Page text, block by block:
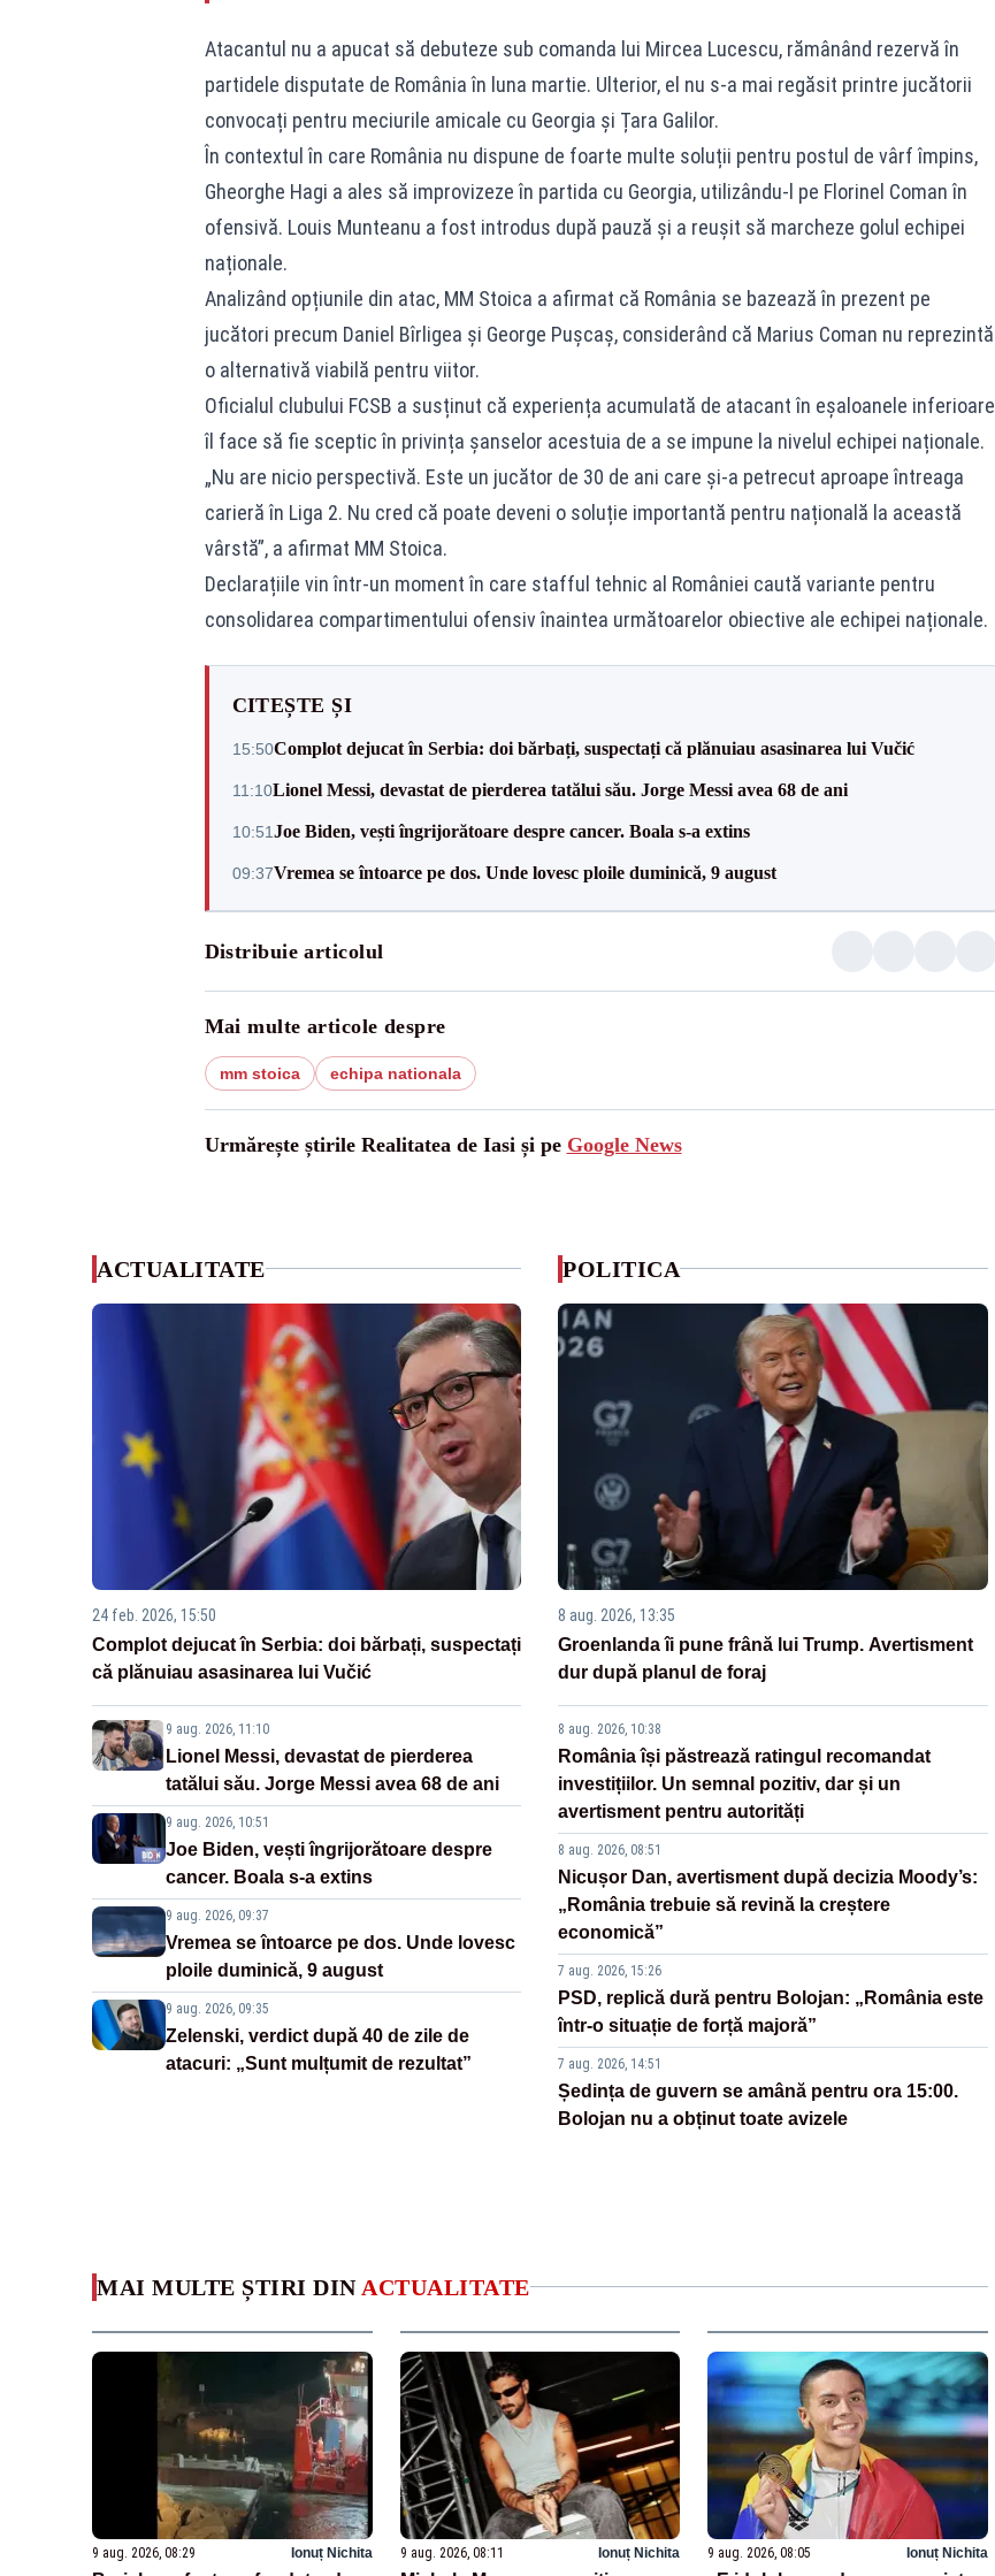
Atacantul nu a apucat să debuteze sub comanda lui Mircea Lucescu, rămânând rezervă în
partidele disputate de România în luna martie. Ulterior, el nu s-a mai regăsit printre jucătorii
convocați pentru meciurile amicale cu Georgia și Țara Galilor.
În contextul în care România nu dispune de foarte multe soluții pentru postul de vârf împins,
Gheorghe Hagi a ales să improvizeze în partida cu Georgia, utilizându-l pe Florinel Coman în
ofensivă. Louis Munteanu a fost introdus după pauză și a reușit să marcheze golul echipei
naționale.
Analizând opțiunile din atac, MM Stoica a afirmat că România se bazează în prezent pe
jucători precum Daniel Bîrligea și George Pușcaș, considerând că Marius Coman nu reprezintă
o alternativă viabilă pentru viitor.
Oficialul clubului FCSB a susținut că experiența acumulată de atacant în eșaloanele inferioare
îl face să fie sceptic în privința șanselor acestuia de a se impune la nivelul echipei naționale.
„Nu are nicio perspectivă. Este un jucător de 30 de ani care și-a petrecut aproape întreaga
carieră în Liga 2. Nu cred că poate deveni o soluție importantă pentru națională la această
vârstă”, a afirmat MM Stoica.
Declarațiile vin într-un moment în care stafful tehnic al României caută variante pentru
consolidarea compartimentului ofensiv înaintea următoarelor obiective ale echipei naționale.
CITEȘTE ȘI
15:50Complot dejucat în Serbia: doi bărbați, suspectați că plănuiau asasinarea lui Vučić
11:10Lionel Messi, devastat de pierderea tatălui său. Jorge Messi avea 68 de ani
10:51Joe Biden, vești îngrijorătoare despre cancer. Boala s-a extins
09:37Vremea se întoarce pe dos. Unde lovesc ploile duminică, 9 august
Distribuie articolul
Mai multe articole despre
mm stoica echipa nationala
Urmărește știrile Realitatea de Iasi și pe Google News
ACTUALITATE
24 feb. 2026, 15:50
Complot dejucat în Serbia: doi bărbați, suspectați
că plănuiau asasinarea lui Vučić
9 aug. 2026, 11:10
Lionel Messi, devastat de pierderea
tatălui său. Jorge Messi avea 68 de ani
9 aug. 2026, 10:51
Joe Biden, vești îngrijorătoare despre
cancer. Boala s-a extins
9 aug. 2026, 09:37
Vremea se întoarce pe dos. Unde lovesc
ploile duminică, 9 august
9 aug. 2026, 09:35
Zelenski, verdict după 40 de zile de
atacuri: „Sunt mulțumit de rezultat”
POLITICA
8 aug. 2026, 13:35
Groenlanda îi pune frână lui Trump. Avertisment
dur după planul de foraj
8 aug. 2026, 10:38
România își păstrează ratingul recomandat
investițiilor. Un semnal pozitiv, dar și un
avertisment pentru autorități
8 aug. 2026, 08:51
Nicușor Dan, avertisment după decizia Moody’s:
„România trebuie să revină la creștere
economică”
7 aug. 2026, 15:26
PSD, replică dură pentru Bolojan: „România este
într-o situație de forță majoră”
7 aug. 2026, 14:51
Ședința de guvern se amână pentru ora 15:00.
Bolojan nu a obținut toate avizele
MAI MULTE ȘTIRI DIN ACTUALITATE
9 aug. 2026, 08:29 Ionuț Nichita 9 aug. 2026, 08:11 Ionuț Nichita 9 aug. 2026, 08:05 Ionuț Nichita